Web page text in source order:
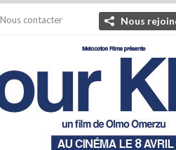
Nous contacter Nous